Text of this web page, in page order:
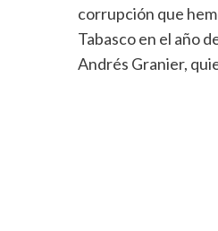
corrupción que
Tabasco en el año
Andrés Granier,